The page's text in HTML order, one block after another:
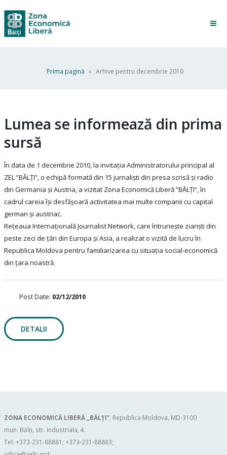
Prima pagină » Arhive pentru decembrie 2010
Lumea se informează din prima
sursă
În data de 1 decembrie 2010, la invitația Administratorului principal al
ZEL ”BĂLȚI”, o echipă formată din 15 jurnalişti din presa scrisă şi radio
din Germania şi Austria, a vizitat Zona Economică Liberă ”BĂLȚI”, în
cadrul careia își desfășoară activitatea mai multe companii cu capital
german și austriac.
Reţeaua Internaţională Journalist Network, care întruneşte ziarişti din
peste zeci de ţări din Europa şi Asia, a realizat o vizită de lucru în
Republica Moldova pentru familiarizarea cu situaţia social-economică
din ţara noastră.
Post Date: 02/12/2010
DETALII
ZONA ECONOMICĂ LIBERĂ „BĂLŢI”. Republica Moldova, MD-3100
mun. Bălți, str. Industriala, 4.
Tel: +373-231-88881; +373-231-88883;